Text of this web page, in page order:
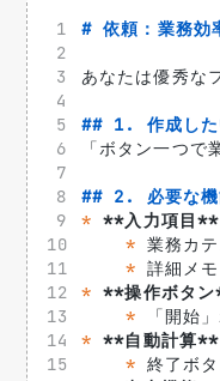
# 依頼：業務効
あなたは優秀な
## 1. 作成した
「ボタン一つ
## 2. 必要な機
* **入力項目**
* 業務カ
* 詳細メモ
* **操作ボタ
* 「開始
* **自動計算**
* 終了ボ